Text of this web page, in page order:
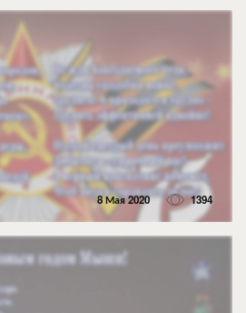
8 Мая 2020 1394